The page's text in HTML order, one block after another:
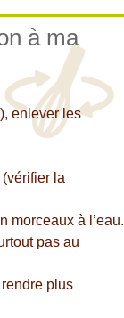
à ma
enlever les
la
morceaux à l’eau.
pas au
plus